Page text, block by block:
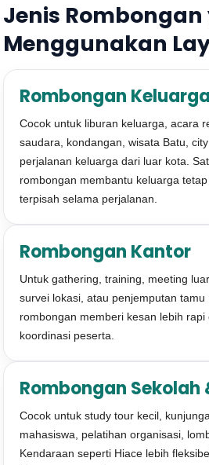
Jenis
Menggunakan
Rombongan
Cocok untuk liburan keluarga, acara
saudara, kondangan, wisata Batu,
perjalanan keluarga dari luar kota.
rombongan membantu keluarga
terpisah selama perjalanan.
Rombongan Kantor
Untuk gathering, training, meeting
survei lokasi, atau penjemputan
rombongan memberi kesan lebih rapi
koordinasi peserta.
Rombongan Sekolah
Cocok untuk study tour kecil,
mahasiswa, pelatihan organisasi,
Kendaraan seperti Hiace lebih